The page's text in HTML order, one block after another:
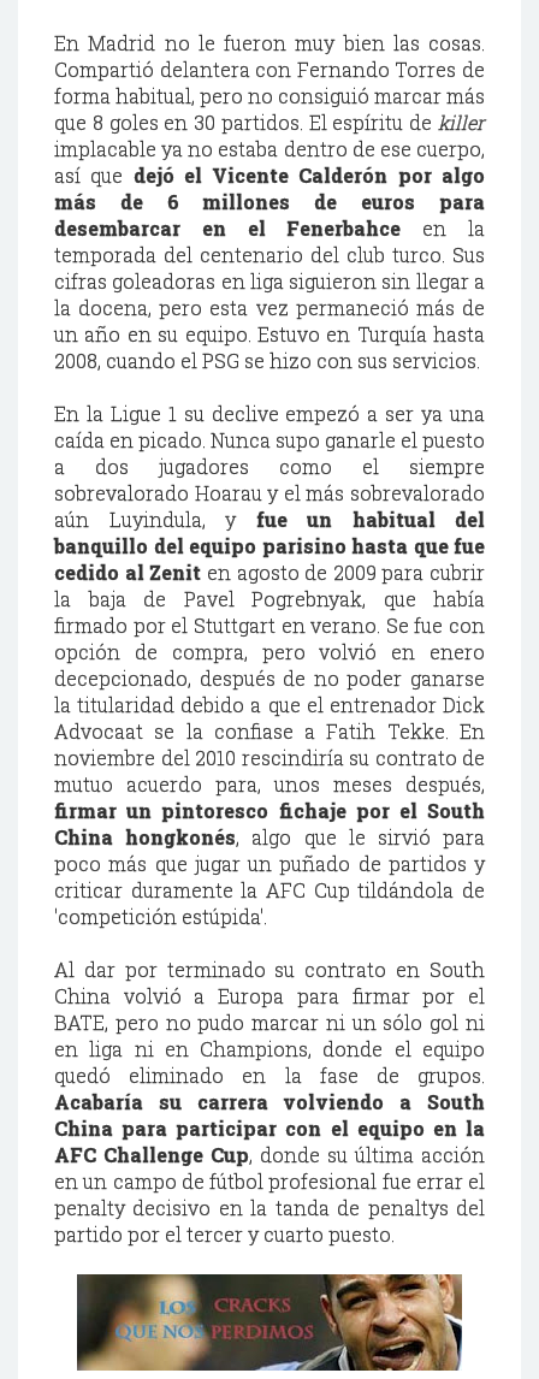
En Madrid no le fueron muy bien las cosas.
Compartió delantera con Fernando Torres de
forma habitual, pero no consiguió marcar más
que 8 goles en 30 partidos. El espíritu de killer
implacable ya no estaba dentro de ese cuerpo,
así que dejó el Vicente Calderón por algo
más de 6 millones de euros para
desembarcar en el Fenerbahce en la
temporada del centenario del club turco. Sus
cifras goleadoras en liga siguieron sin llegar a
la docena, pero esta vez permaneció más de
un año en su equipo. Estuvo en Turquía hasta
2008, cuando el PSG se hizo con sus servicios.
En la Ligue 1 su declive empezó a ser ya una
caída en picado. Nunca supo ganarle el puesto
a dos jugadores como el siempre
sobrevalorado Hoarau y el más sobrevalorado
aún Luyindula, y fue un habitual del
banquillo del equipo parisino hasta que fue
cedido al Zenit en agosto de 2009 para cubrir
la baja de Pavel Pogrebnyak, que había
firmado por el Stuttgart en verano. Se fue con
opción de compra, pero volvió en enero
decepcionado, después de no poder ganarse
la titularidad debido a que el entrenador Dick
Advocaat se la confiase a Fatih Tekke. En
noviembre del 2010 rescindiría su contrato de
mutuo acuerdo para, unos meses después,
firmar un pintoresco fichaje por el South
China hongkonés, algo que le sirvió para
poco más que jugar un puñado de partidos y
criticar duramente la AFC Cup tildándola de
'competición estúpida'.
Al dar por terminado su contrato en South
China volvió a Europa para firmar por el
BATE, pero no pudo marcar ni un sólo gol ni
en liga ni en Champions, donde el equipo
quedó eliminado en la fase de grupos.
Acabaría su carrera volviendo a South
China para participar con el equipo en la
AFC Challenge Cup, donde su última acción
en un campo de fútbol profesional fue errar el
penalty decisivo en la tanda de penaltys del
partido por el tercer y cuarto puesto.